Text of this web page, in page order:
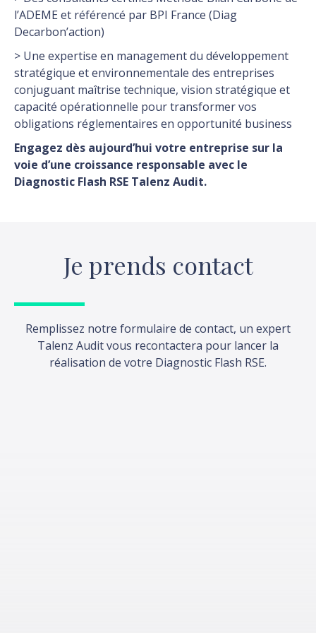
l’ADEME et référencé par BPI France (Diag
Decarbon’action)
> Une expertise en management du développement
stratégique et environnementale des entreprises
conjuguant maîtrise technique, vision stratégique et
capacité opérationnelle pour transformer vos
obligations réglementaires en opportunité business
Engagez dès aujourd’hui votre entreprise sur la
voie d’une croissance responsable avec le
Diagnostic Flash RSE Talenz Audit.
Je prends contact
Remplissez notre formulaire de contact, un expert
Talenz Audit vous recontactera pour lancer la
réalisation de votre Diagnostic Flash RSE.